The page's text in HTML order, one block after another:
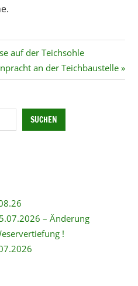
auf der Teichsohle
an der Teichbaustelle
SUCHEN
– Änderung
!